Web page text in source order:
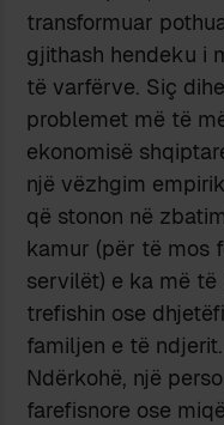
transformuar
gjithash hendeku i
të varfërve. Siç
problemet më të
ekonomisë
një vëzhgim
që stonon në
kamur (për të mos
servilët) e ka më
trefishin ose
familjen e të ndjerit.
Ndërkohë, një
farefisnore ose